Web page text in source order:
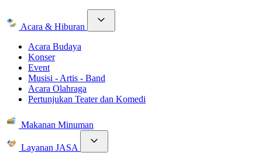
Acara & Hiburan
Acara Budaya
Konser
Event
Musisi - Artis - Band
Acara Olahraga
Pertunjukan Teater dan Komedi
Makanan Minuman
Layanan JASA